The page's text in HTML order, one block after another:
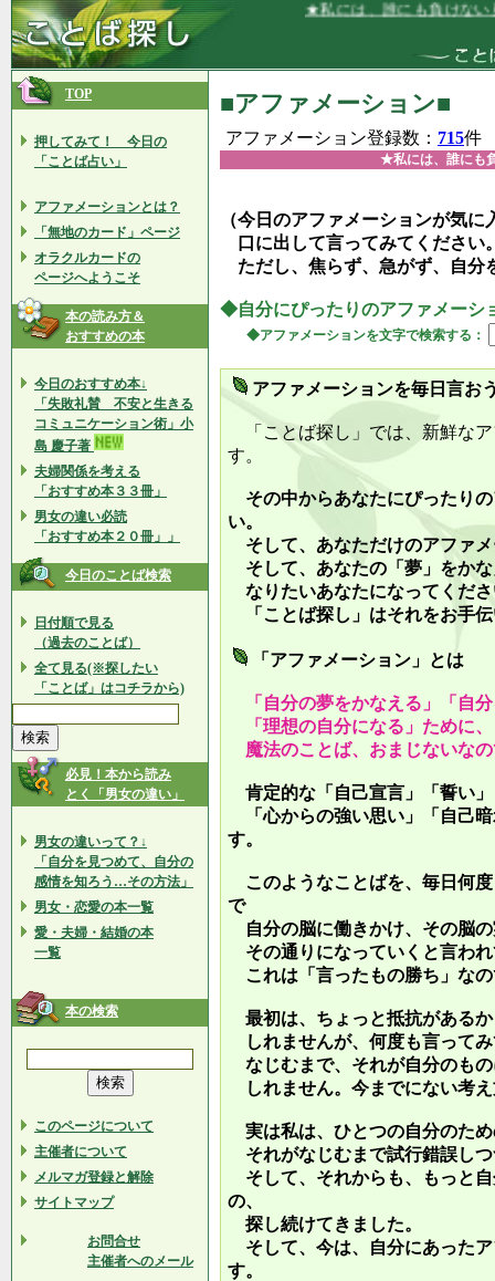
★私には、誰にも負けない勇気があ
TOP
押してみて！ 今日の
「ことば占い」
アファメーションとは？
「無地のカード」ページ
オラクルカードの
ページへようこそ
本の読み方＆
おすすめの本
今日のおすすめ本↓
「失敗礼賛 不安と生きる
コミュニケーション術」小
島 慶子著
夫婦関係を考える
「おすすめ本３３冊」
男女の違い必読
「おすすめ本２０冊」」
今日のことば検索
日付順で見る
（過去のことば）
全て見る(※探したい
「ことば」はコチラから)
必見！本から読み
とく「男女の違い」
男女の違いって？↓
「自分を見つめて、自分の
感情を知ろう…その方法」
男女・恋愛の本一覧
愛・夫婦・結婚の本
一覧
本の検索
このページについて
主催者について
メルマガ登録と解除
サイトマップ
お問合せ
主催者へのメール
■アファメーション■
アファメーション登録数： 715件
★私には、誰にも
（今日のアファメーションが気
口に出して言ってみてください
ただし、焦らず、急がず、自分
◆自分にぴったりのアファメーシ
◆アファメーションを文字で検索する：
アファメーションを毎日言お
「ことば探し」では、新鮮な
す。
その中からあなたにぴったり
い。
そして、あなただけのアファ
そして、あなたの「夢」をか
なりたいあなたになってくだ
「ことば探し」はそれをお手
「アファメーション」とは
「自分の夢をかなえる」「自
「理想の自分になる」ために
魔法のことば、おまじないな
肯定的な「自己宣言」「誓い
「心からの強い思い」「自己
す。
このようなことばを、毎日何
で
自分の脳に働きかけ、その脳
その通りになっていくと言わ
これは「言ったもの勝ち」な
最初は、ちょっと抵抗がある
しれませんが、何度も言って
なじむまで、それが自分のも
しれません。今までにない考
実は私は、ひとつの自分のた
それがなじむまで試行錯誤し
そして、それからも、もっと
の、
探し続けてきました。
そして、今は、自分にあった
す。